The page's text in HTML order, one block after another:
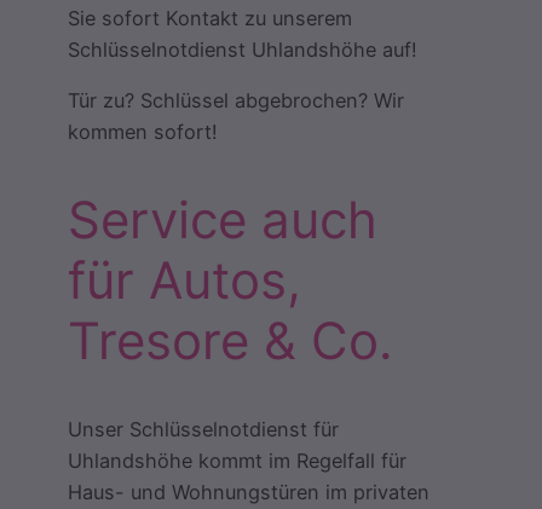
Sie sofort Kontakt zu unserem
Schlüsselnotdienst Uhlandshöhe auf!
Tür zu? Schlüssel abgebrochen? Wir
kommen sofort!
Service auch
für Autos,
Tresore & Co.
Unser Schlüsselnotdienst für
Uhlandshöhe kommt im Regelfall für
Haus- und Wohnungstüren im privaten